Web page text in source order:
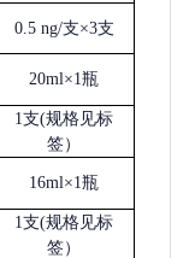
0.5 ng/支×3支
20ml×1瓶
1支(规格见标
签）
16ml×1瓶
1支(规格见标
签）